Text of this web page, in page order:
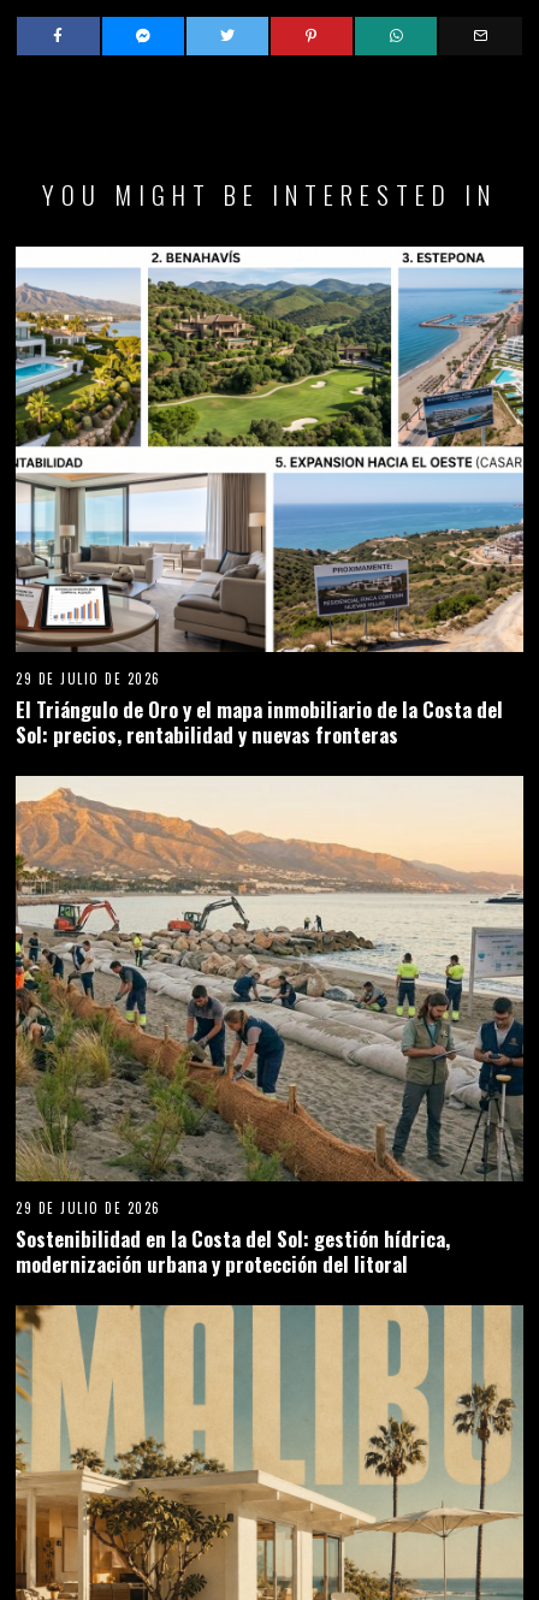
YOU MIGHT BE INTERESTED IN
29 DE JULIO DE 2026
El Triángulo de Oro y el mapa inmobiliario de la Costa del
Sol: precios, rentabilidad y nuevas fronteras
29 DE JULIO DE 2026
Sostenibilidad en la Costa del Sol: gestión hídrica,
modernización urbana y protección del litoral